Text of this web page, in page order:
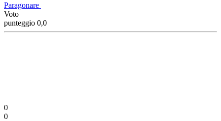
Paragonare
Voto
punteggio 0,0
0
0